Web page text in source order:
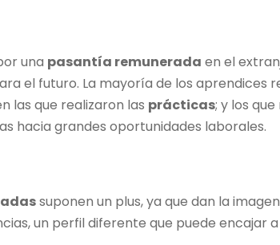
una pasantía remunerada en el
el futuro. La mayoría de los
las que realizaron las prácticas; y los
hacia grandes oportunidades laborales.
suponen un plus, ya que dan la
un perfil diferente que puede encajar